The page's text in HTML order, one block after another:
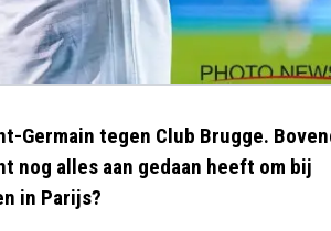
Germain tegen Club Brugge.
alles aan gedaan heeft om bij
in Parijs?